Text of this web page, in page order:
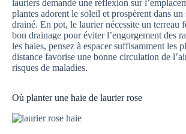
lauriers demande une réflexion sur
plantes adorent le soleil et prospèrent dans un
drainé. En pot, le laurier nécessite un terreau
bon drainage pour éviter l’engorgement des
les haies, pensez à espacer suffisamment les
distance favorise une bonne circulation de
risques de maladies.
Où planter une haie de laurier rose